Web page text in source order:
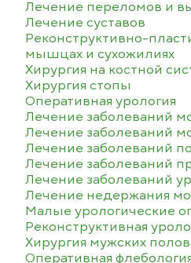
Лечение переломов и
Лечение суставов
Реконструктивно-
мышцах и сухожилиях
Хирургия на костной
Хирургия стопы
Оперативная урология
Лечение заболеваний
Лечение заболеваний
Лечение заболеваний
Лечение заболеваний
Лечение заболеваний
Лечение недержания
Малые урологические
Реконструктивная
Хирургия мужских
Оперативная